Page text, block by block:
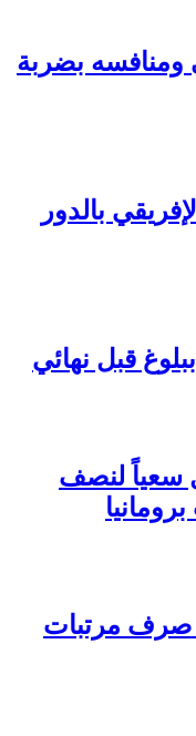
ومنافسه بضربة
بالدور
قبل نهائي
سعياً لنصف
صرف مرتبات